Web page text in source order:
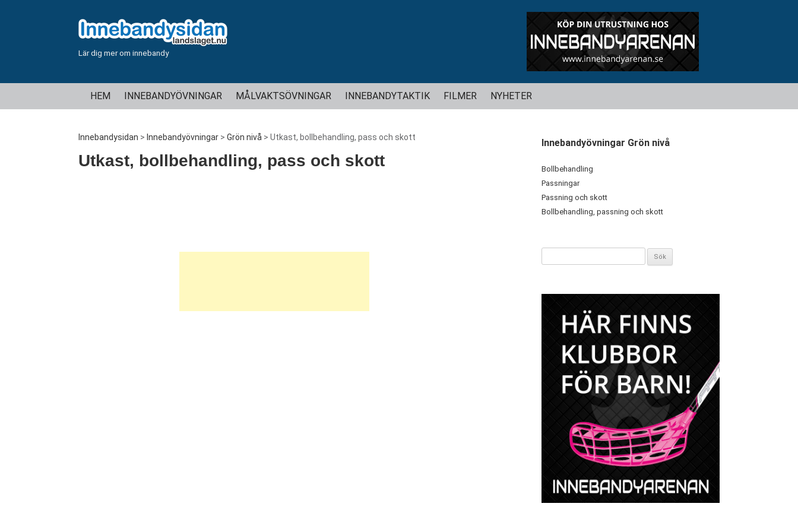
Lär dig mer om innebandy
till
HEM INNEBANDYÖVNINGAR MÅLVAKTSÖVNINGAR INNEBANDYTAKTIK FILMER NYHETER
Innebandysidan > Innebandyövningar > Grön nivå > Utkast, bollbehandling, pass och skott
Utkast, bollbehandling, pass och skott
Innebandyövningar Grön nivå
Bollbehandling
Passningar
Passning och skott
Bollbehandling, passning och skott